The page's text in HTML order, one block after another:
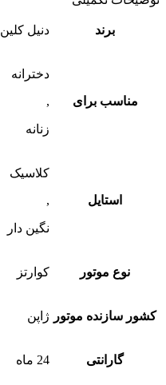
برند دنیل کلین
مناسب برای
دخترانه
,
زنانه
استایل
کلاسیک
,
نگین دار
نوع موتور کوارتز
کشور سازنده موتور ژاپن
گارانتی 24 ماه